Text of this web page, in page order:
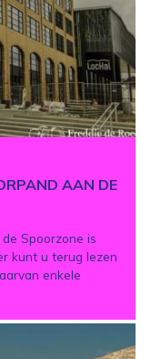
AAN DE
Spoorzone is
kunt u terug lezen
enkele